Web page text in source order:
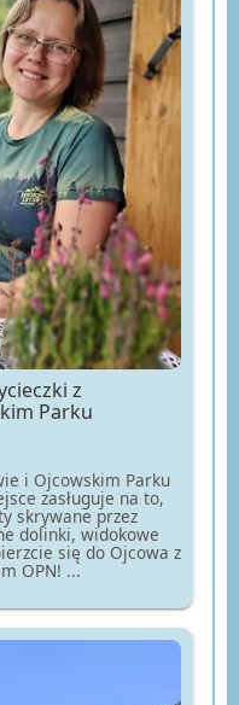
z
Parku
i Ojcowskim Parku
zasługuje na to,
skrywane przez
dolinki, widokowe
się do Ojcowa z
OPN! ...